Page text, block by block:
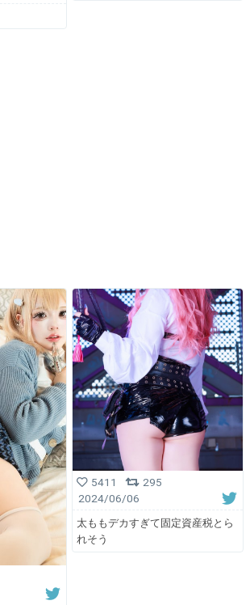
5411
295
2024/06/06
太ももデカすぎて固定資産税とら
れそう